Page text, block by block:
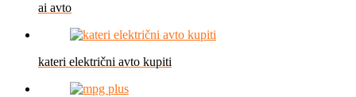
ai avto
kateri električni avto kupiti